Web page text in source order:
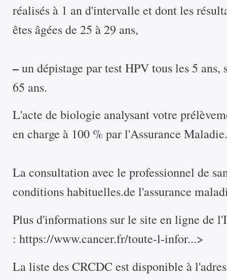
réalisés à 1 an d'intervalle et dont les
êtes âgées de 25 à 29 ans,
–un dépistage par test HPV tous les 5 ans,
65 ans.
L'acte de biologie analysant votre
en charge à 100 % par l'Assurance Maladie.
La consultation avec le professionnel de
conditions habituelles.de l'assurance
Plus d'informations sur le site en ligne de
: https://www.cancer.fr/toute-l-infor...>
La liste des CRCDC est disponible à